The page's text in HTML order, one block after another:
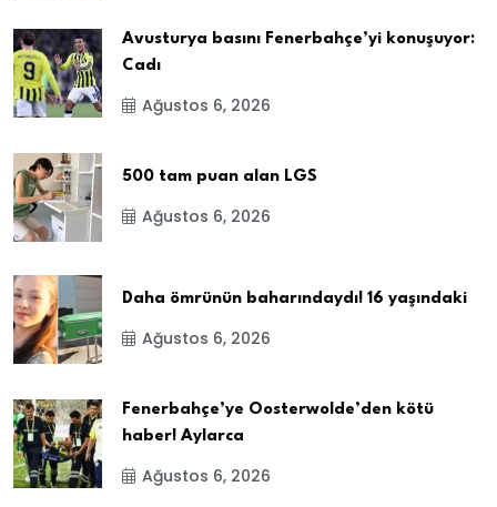
Avusturya basını Fenerbahçe’yi konuşuyor:
Cadı
Ağustos 6, 2026
500 tam puan alan LGS
Ağustos 6, 2026
Daha ömrünün baharındaydı! 16 yaşındaki
Ağustos 6, 2026
Fenerbahçe’ye Oosterwolde’den kötü
haber! Aylarca
Ağustos 6, 2026